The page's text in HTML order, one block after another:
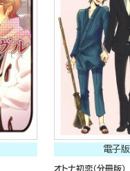
電子版
オトナ初恋（分冊版）